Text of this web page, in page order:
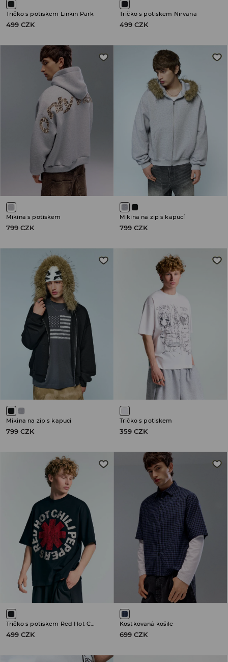
Tričko s potiskem Linkin Park
499 CZK
Tričko s potiskem Nirvana
499 CZK
Mikina s potiskem
799 CZK
Mikina na zip s kapucí
799 CZK
Mikina na zip s kapucí
799 CZK
Tričko s potiskem
359 CZK
Tričko s potiskem Red Hot Chili Peppers
499 CZK
Kostkovaná košile
699 CZK